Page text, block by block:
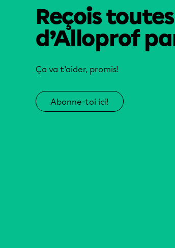
Reçois
d’Alloprof
Ça va t’aider, promis!
Abonne-toi ici!